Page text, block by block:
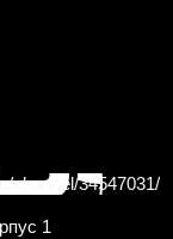
channel/34547031/
1